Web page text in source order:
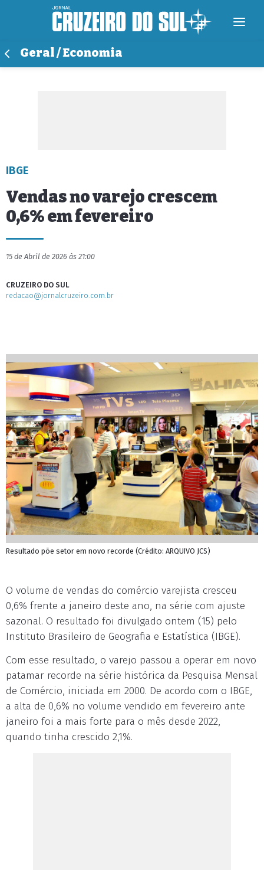
Geral / Economia
IBGE
Vendas no varejo crescem
0,6% em fevereiro
15 de Abril de 2026 às 21:00
CRUZEIRO DO SUL
redacao@jornalcruzeiro.com.br
Resultado põe setor em novo recorde (Crédito: ARQUIVO JCS)
O volume de vendas do comércio varejista cresceu
0,6% frente a janeiro deste ano, na série com ajuste
sazonal. O resultado foi divulgado ontem (15) pelo
Instituto Brasileiro de Geografia e Estatística (IBGE).
Com esse resultado, o varejo passou a operar em novo
patamar recorde na série histórica da Pesquisa Mensal
de Comércio, iniciada em 2000. De acordo com o IBGE,
a alta de 0,6% no volume vendido em fevereiro ante
janeiro foi a mais forte para o mês desde 2022,
quando tinha crescido 2,1%.